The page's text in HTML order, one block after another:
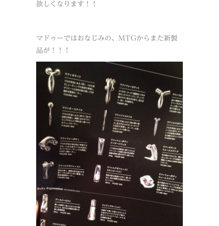
欲しくなります！！
マドゥーではおなじみの、MTGからまた新製
品が！！！